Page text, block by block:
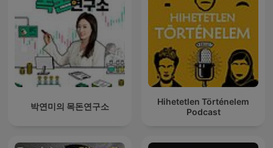
박연미의 목돈연구소
Hihetetlen Történelem
Podcast